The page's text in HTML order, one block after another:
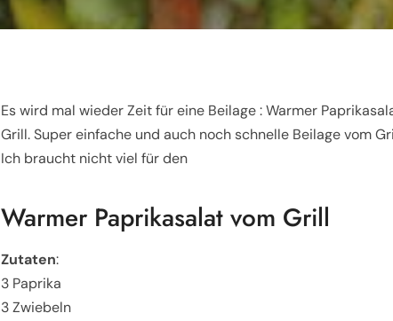
Es wird mal wieder Zeit für eine Beilage : Warmer
Grill. Super einfache und auch noch schnelle Beilage vom
Ich braucht nicht viel für den
Warmer Paprikasalat vom Grill
Zutaten:
3 Paprika
3 Zwiebeln